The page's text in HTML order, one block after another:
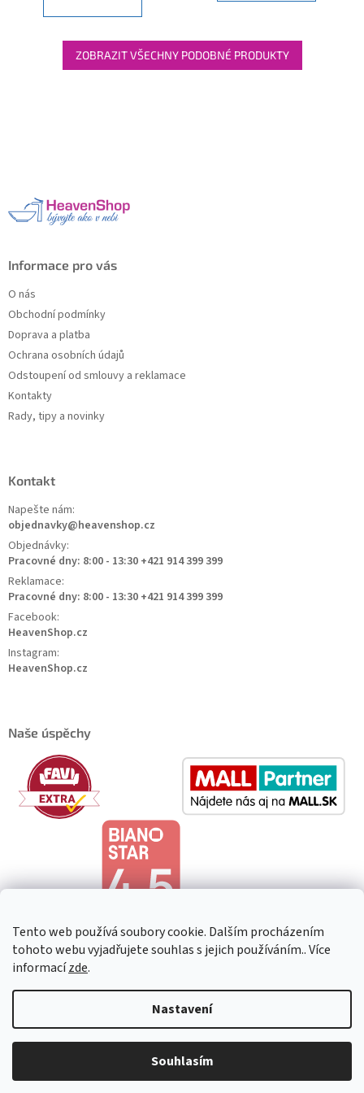
Tento web používá soubory cookie. Dalším procházením
tohoto webu vyjadřujete souhlas s jejich používáním.. Více
informacízde.
Nastavení
Souhlasím
ZOBRAZIT VŠECHNY PODOBNÉ PRODUKTY
Informace pro vás
O nás
Obchodní podmínky
Doprava a platba
Ochrana osobních údajů
Odstoupení od smlouvy a reklamace
Kontakty
Rady, tipy a novinky
Kontakt
Napešte nám:
objednavky@heavenshop.cz
Objednávky:
Pracovné dny: 8:00 - 13:30 +421 914 399 399
Reklamace:
Pracovné dny: 8:00 - 13:30 +421 914 399 399
Facebook:
HeavenShop.cz
Instagram:
HeavenShop.cz
Naše úspěchy
Vytvořil Shoptet Premium
HeavenShop. Všechna práva vyhrazena.